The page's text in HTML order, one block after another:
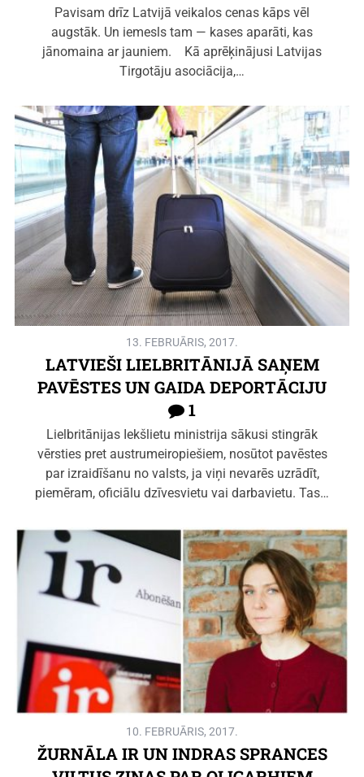
Pavisam drīz Latvijā veikalos cenas kāps vēl
augstāk. Un iemesls tam — kases aparāti, kas
jānomaina ar jauniem. Kā aprēķinājusi Latvijas
Tirgotāju asociācija,…
13. FEBRUĀRIS, 2017.
LATVIEŠI LIELBRITĀNIJĀ SAŅEM
PAVĒSTES UN GAIDA DEPORTĀCIJU
1
Lielbritānijas Iekšlietu ministrija sākusi stingrāk
vērsties pret austrumeiropiešiem, nosūtot pavēstes
par izraidīšanu no valsts, ja viņi nevarēs uzrādīt,
piemēram, oficiālu dzīvesvietu vai darbavietu. Tas…
10. FEBRUĀRIS, 2017.
ŽURNĀLA IR UN INDRAS SPRANCES